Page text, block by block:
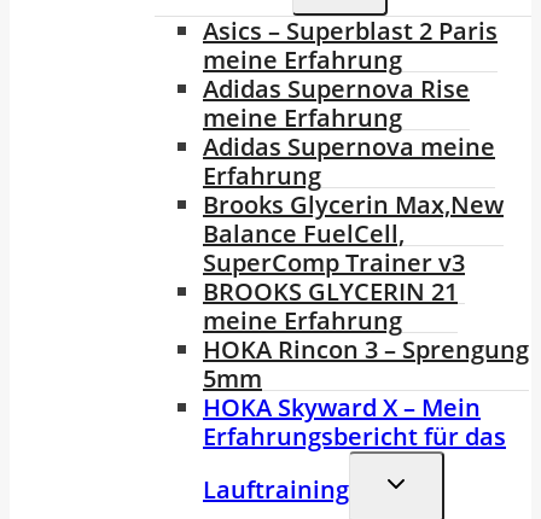
Asics – Superblast 2 Paris
meine Erfahrung
Adidas Supernova Rise
meine Erfahrung
Adidas Supernova meine
Erfahrung
Brooks Glycerin Max,New
Balance FuelCell,
SuperComp Trainer v3
BROOKS GLYCERIN 21
meine Erfahrung
HOKA Rincon 3 – Sprengung
5mm
HOKA Skyward X – Mein
Erfahrungsbericht für das
Lauftraining
Untermenü